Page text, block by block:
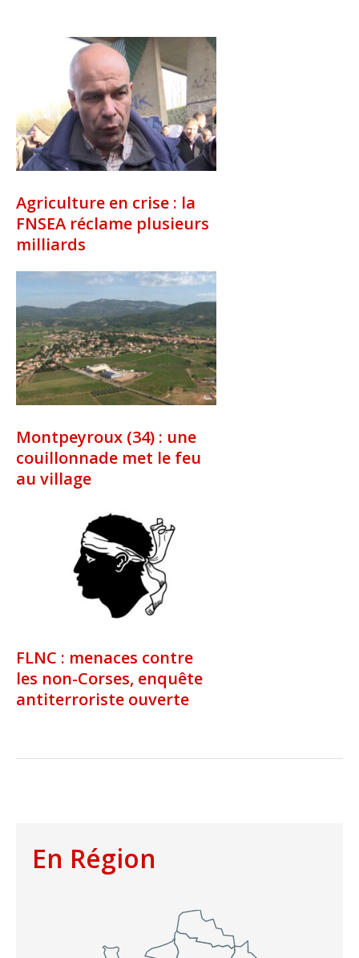
Agriculture en crise : la
FNSEA réclame plusieurs
milliards
Montpeyroux (34) : une
couillonnade met le feu
au village
FLNC : menaces contre
les non-Corses, enquête
antiterroriste ouverte
En Région